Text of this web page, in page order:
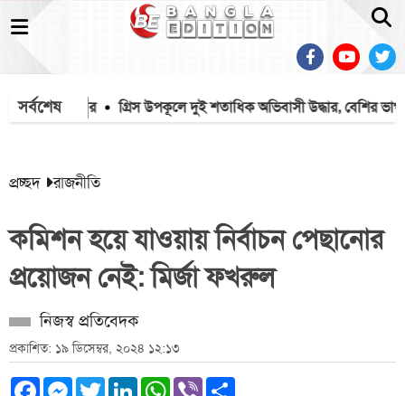
সর্বশেষ
৭ জনের গ্রিস উপকূলে দুই শতাধিক অভিবাসী উদ্ধার, বেশির ভাগই
প্রচ্ছদ রাজনীতি
কমিশন হয়ে যাওয়ায় নির্বাচন পেছানোর
প্রয়োজন নেই: মির্জা ফখরুল
নিজস্ব প্রতিবেদক
প্রকাশিত: ১৯ ডিসেম্বর, ২০২৪ ১২:১৩
Facebook
Messenger
TwitterLinkedInWhatsApp
Viber